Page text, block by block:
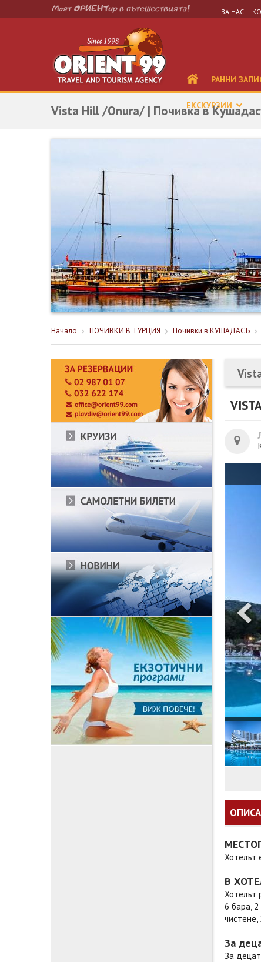
ЗА НАС
РАННИ
ЕКСКУРЗИИ
Vista Hill /Onura/ | Почивка в
Начало ПОЧИВКИ В ТУРЦИЯ Почивки в КУШАДАСЪ
Хотелът
В
Хотелът
6 бара, 2
За
За